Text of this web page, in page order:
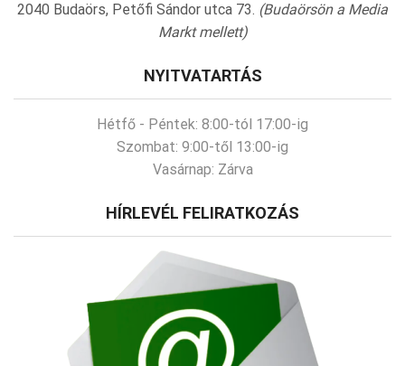
2040 Budaörs, Petőfi Sándor utca 73. (Budaörsön a Media
Markt mellett)
NYITVATARTÁS
Hétfő - Péntek: 8:00-tól 17:00-ig
Szombat: 9:00-től 13:00-ig
Vasárnap: Zárva
HÍRLEVÉL FELIRATKOZÁS